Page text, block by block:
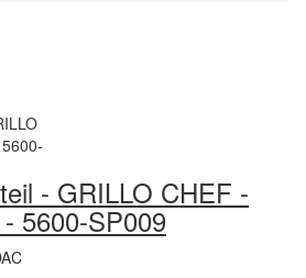
- GRILLO CHEF -
5600-SP009